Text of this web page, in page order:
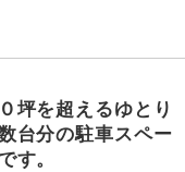
坪を超えるゆとり
台分の駐車スペー
す。